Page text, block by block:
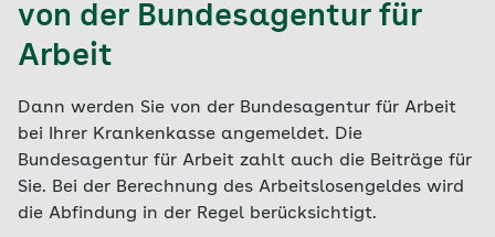
von der Bundesagentur für
Arbeit
Dann werden Sie von der Bundesagentur für Arbeit
bei Ihrer Krankenkasse angemeldet. Die
Bundesagentur für Arbeit zahlt auch die Beiträge für
Sie. Bei der Berechnung des Arbeitslosengeldes wird
die Abfindung in der Regel berücksichtigt.